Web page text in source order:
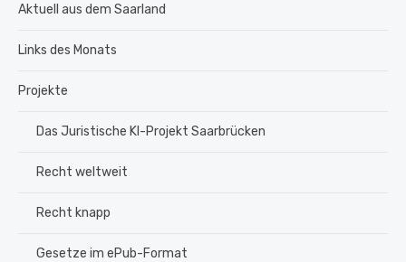
Aktuell aus dem Saarland
Links des Monats
Projekte
Das Juristische KI-Projekt Saarbrücken
Recht weltweit
Recht knapp
Gesetze im ePub-Format